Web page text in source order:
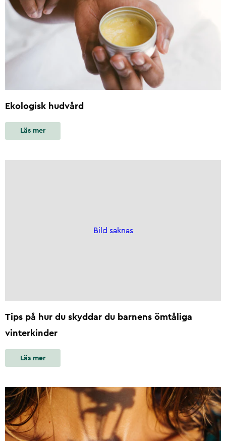
Ekologisk hudvård
Läs mer
Bild saknas
Tips på hur du skyddar du barnens ömtåliga
vinterkinder
Läs mer